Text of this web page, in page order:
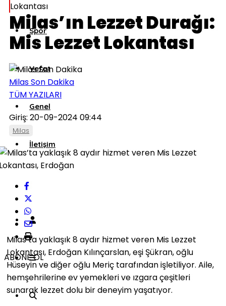
Spor
Vefat
Genel
İletişim
Lokantası
Milas’ın Lezzet Durağı:
Mis Lezzet Lokantası
Milas Son Dakika
TÜM YAZILARI
Giriş: 20-09-2024 09:44
Milas
ABONE OL
Milas’ta yaklaşık 8 aydır hizmet veren Mis Lezzet
Lokantası, Erdoğan Kılınçarslan, eşi Şükran, oğlu
Hüseyin ve diğer oğlu Meriç tarafından işletiliyor. Aile,
hemşehrilerine ev yemekleri ve ızgara çeşitleri
sunarak lezzet dolu bir deneyim yaşatıyor.